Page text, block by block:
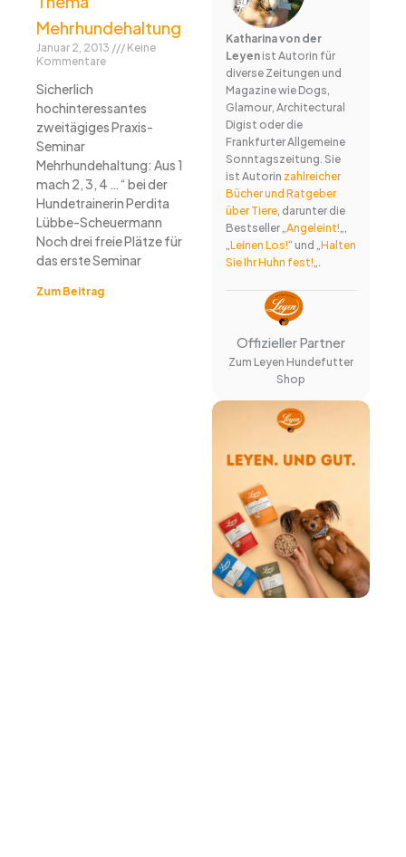
Mehrhundehaltung
Januar 2, 2013
Keine
Kommentare
Sicherlich
hochinteressantes
zweitägiges Praxis-
Seminar
Mehrhundehaltung: Aus 1
mach 2, 3, 4 …“ bei der
Hundetrainerin Perdita
Lübbe-Scheuermann
Noch drei freie Plätze für
das erste Seminar
Zum Beitrag
Katharina von der
Leyenist Autorin für
diverse Zeitungen und
Magazine wie Dogs,
Glamour, Architectural
Digist oder die
Frankfurter Allgemeine
Sonntagszeitung. Sie
ist Autorin zahlreicher
Bücher und Ratgeber
über Tiere, darunter die
Bestseller „Angeleint!„,
„Leinen Los!“ und „Halten
Sie Ihr Huhn fest!„.
Offizieller Partner
Zum Leyen Hundefutter
Shop